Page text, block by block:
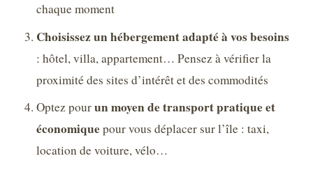
chaque moment
Choisissez un hébergement adapté à vos besoins
: hôtel, villa, appartement… Pensez à vérifier la
proximité des sites d’intérêt et des commodités
Optez pourun moyen de transport pratique et
économiquepour vous déplacer sur l’île : taxi,
location de voiture, vélo…